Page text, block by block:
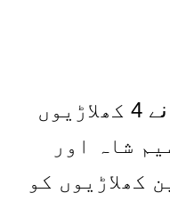
قومی ٹیم کے لیگ اسپنر نے 4 کھلاڑیوں
شاہ اور
کھلاڑیوں کو